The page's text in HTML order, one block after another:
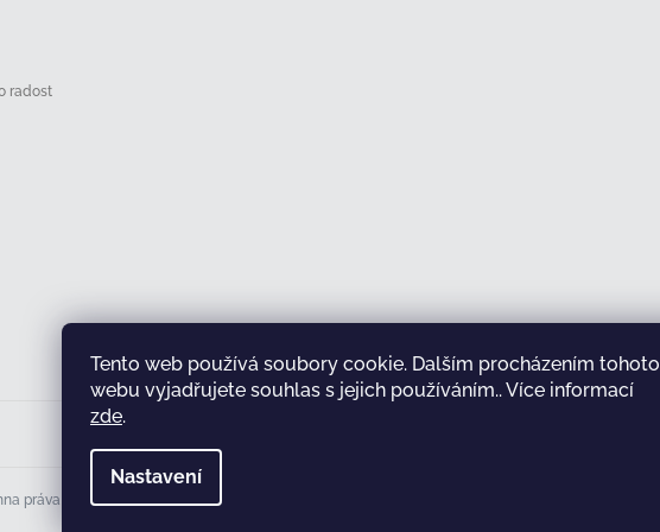
Tento web používá soubory cookie. Dalším procházením tohoto
webu vyjadřujete souhlas s jejich používáním.. Více informací
zde.
Nastavení
radost
Sledovat na Instagramu
práva vyhrazena.